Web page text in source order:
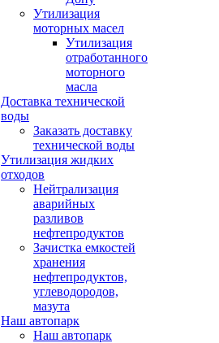
Утилизация
моторных масел
Утилизация
отработанного
моторного
масла
Доставка технической
воды
Заказать доставку
технической воды
Утилизация жидких
отходов
Нейтрализация
аварийных
разливов
нефтепродуктов
Зачистка емкостей
хранения
нефтепродуктов,
углеводородов,
мазута
Наш автопарк
Наш автопарк